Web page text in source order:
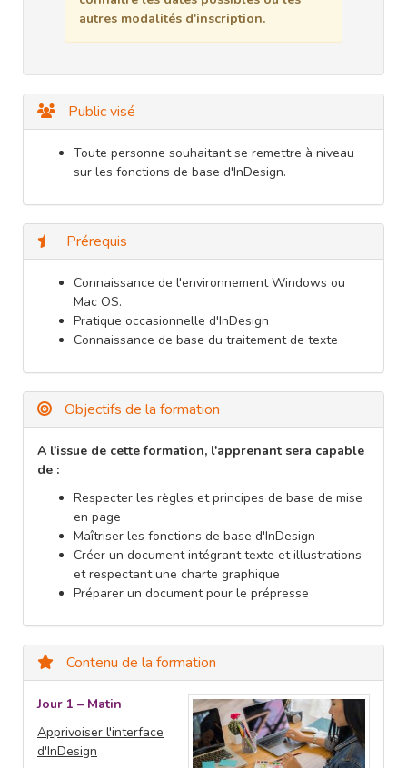
autres modalités d'inscription.
Public visé
Toute personne souhaitant se remettre à niveau
sur les fonctions de base d'InDesign.
Prérequis
Connaissance de l'environnement Windows ou
Mac OS.
Pratique occasionnelle d'InDesign
Connaissance de base du traitement de texte
Objectifs de la formation
A l'issue de cette formation, l'apprenant sera capable
de :
Respecter les règles et principes de base de mise
en page
Maîtriser les fonctions de base d'InDesign
Créer un document intégrant texte et illustrations
et respectant une charte graphique
Préparer un document pour le prépresse
Contenu de la formation
Jour 1 – Matin
Apprivoiser l'interface
d'InDesign